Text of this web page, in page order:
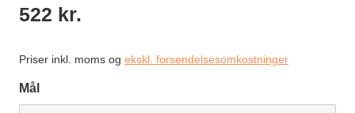
522 kr.
Priser inkl. moms og ekskl. forsendelsesomkostninger
Vælg
Mål